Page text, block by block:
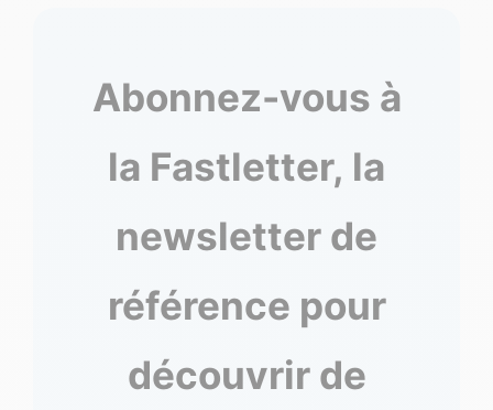
Abonnez-vous à
la Fastletter, la
newsletter de
référence pour
découvrir de